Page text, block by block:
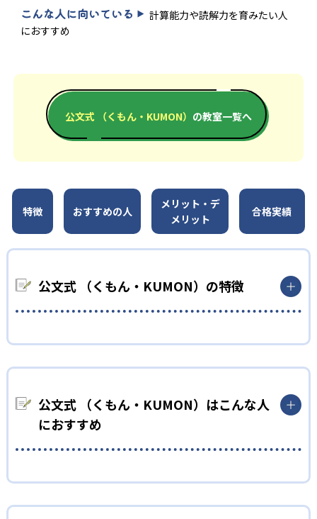
こんな人に向いている
計算能力や読解力を育みたい人
におすすめ
公文式 （くもん・KUMON） の教室一覧へ
特徴 おすすめの人
メリット・デ
メリット
合格実績
公文式 （くもん・KUMON）の特徴
KUMONでは、年齢や学年にとらわれずに、一人ひとりの学力に
確実に100点が取れるレベルから少しずつ難易度を上げていくこ
とで子どもたちは多くの成功体験を積み、学習する楽しさを経
テップで進んでいけるよう工夫されている。このスタイルは子
公文式 （くもん・KUMON）はこんな人
におすすめ